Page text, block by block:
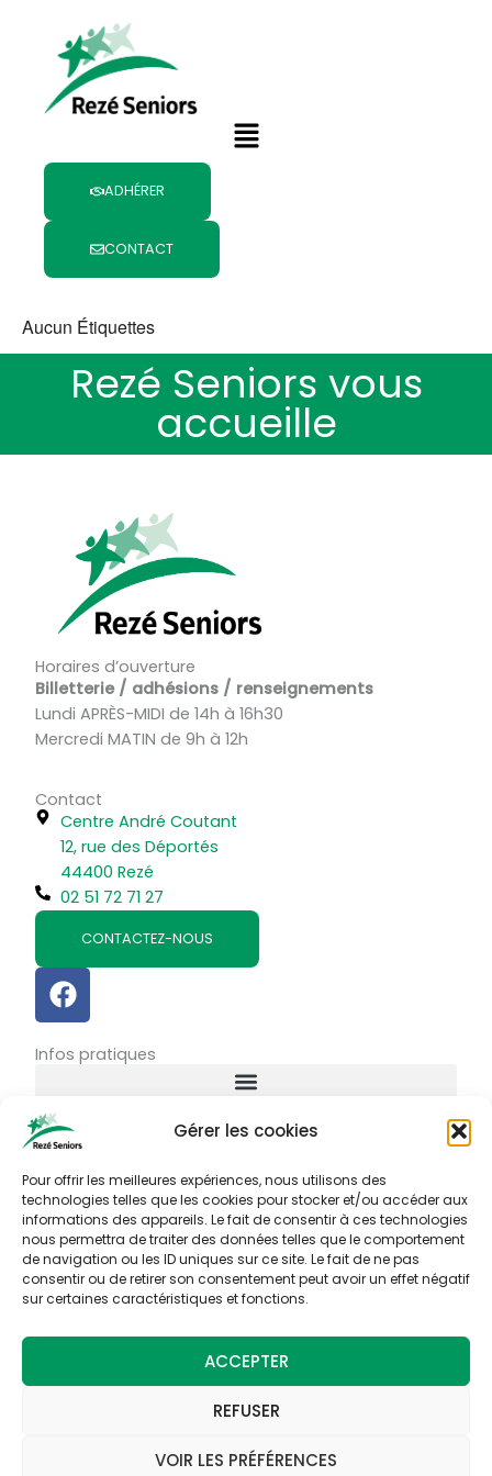
Gérer les cookies
Pour offrir les meilleures expériences, nous utilisons des
technologies telles que les cookies pour stocker et/ou accéder aux
informations des appareils. Le fait de consentir à ces technologies
nous permettra de traiter des données telles que le comportement
de navigation ou les ID uniques sur ce site. Le fait de ne pas
consentir ou de retirer son consentement peut avoir un effet négatif
sur certaines caractéristiques et fonctions.
ACCEPTER
REFUSER
VOIR LES PRÉFÉRENCES
contenu
Menu
ADHÉRER
CONTACT
Aucun Étiquettes
Rezé Seniors vous
accueille
Horaires d’ouverture
Billetterie / adhésions / renseignements
Lundi APRÈS-MIDI de 14h à 16h30
Mercredi MATIN de 9h à 12h
Contact
Centre André Coutant
12, rue des Déportés
44400 Rezé
02 51 72 71 27
CONTACTEZ-NOUS
F
a
c
e
o
o
k
Infos pratiques
Connexion
Mot de passe